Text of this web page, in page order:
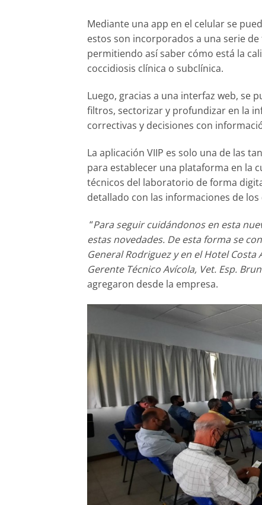
Mediante una app en el celular se
estos son incorporados a una serie
permitiendo así saber cómo está la
coccidiosis clínica o subclínica.
Luego, gracias a una interfaz web, se
filtros, sectorizar y profundizar en la
correctivas y decisiones con
La aplicación VIIP es solo una de las
para establecer una plataforma en la
técnicos del laboratorio de forma
detallado con las informaciones de
“Para seguir cuidándonos en esta
estas novedades. De esta forma se
General Rodriguez y en el Hotel
Gerente Técnico Avícola, Vet. Esp.
agregaron desde la empresa.